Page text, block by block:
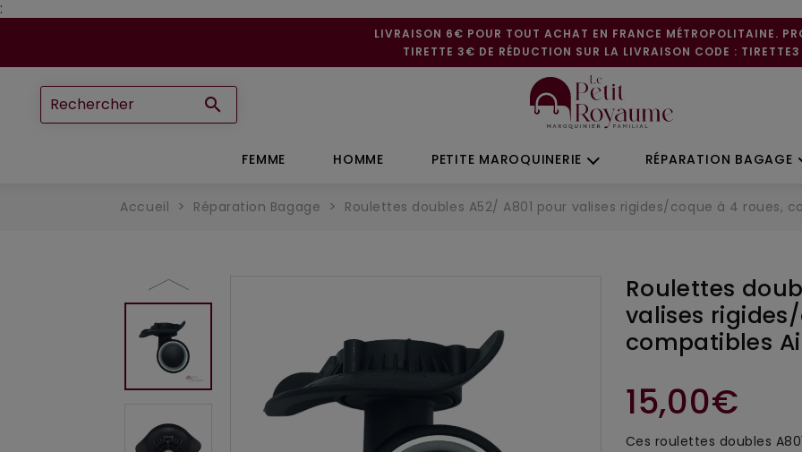
:
LIVRAISON 6€ POUR TOUT ACHAT EN FRANCE MÉTROPOLITAINE.
TIRETTE 3€ DE RÉDUCTION SUR LA LIVRAISON CODE : TIRETTE3
FEMME HOMME PETITE MAROQUINERIE RÉPARATION BAGAGE

Accueil Réparation Bagage Roulettes doubles A52/ A801 pour valises rigides/coque à 4 roues,
Roulettes
valises
compatibles
15,00€
Ces roulettes doubles